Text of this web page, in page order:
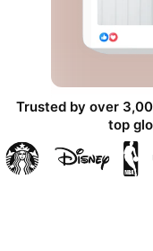
Trusted by over
top